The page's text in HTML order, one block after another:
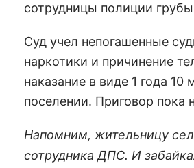
сотрудницы полиции
Суд учел непогашенные
наркотики и причинение
наказание в виде 1 года
поселении. Приговор пока
Напомним, жительницу
сотрудника ДПС. И